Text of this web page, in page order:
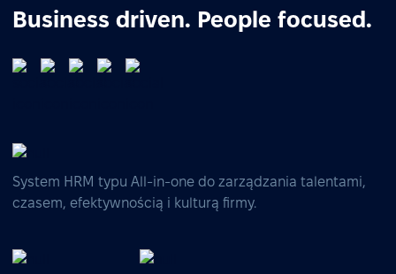
Business driven. People focused.
System HRM typu All-in-one do zarządzania talentami,
czasem, efektywnością i kulturą firmy.